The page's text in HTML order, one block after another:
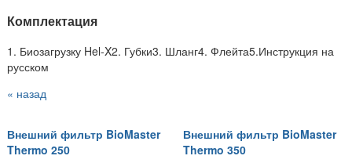
Комплектация
1. Биозагрузку Hel-X2. Губки3. Шланг4. Флейта5.Инструкция на
русском
« назад
Внешний фильтр BioMaster
Thermo 250
Внешний фильтр BioMaster
Thermo 350